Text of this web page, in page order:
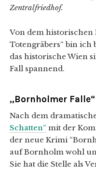
Zentralfriedhof.
Von dem historischen
Totengräbers“ bin ich
das historische Wien
Fall spannend.
„Bornholmer
Nach dem
Schatten“ mit der
der neue Krimi
auf Bornholm wohl
Sie hat die Stelle als